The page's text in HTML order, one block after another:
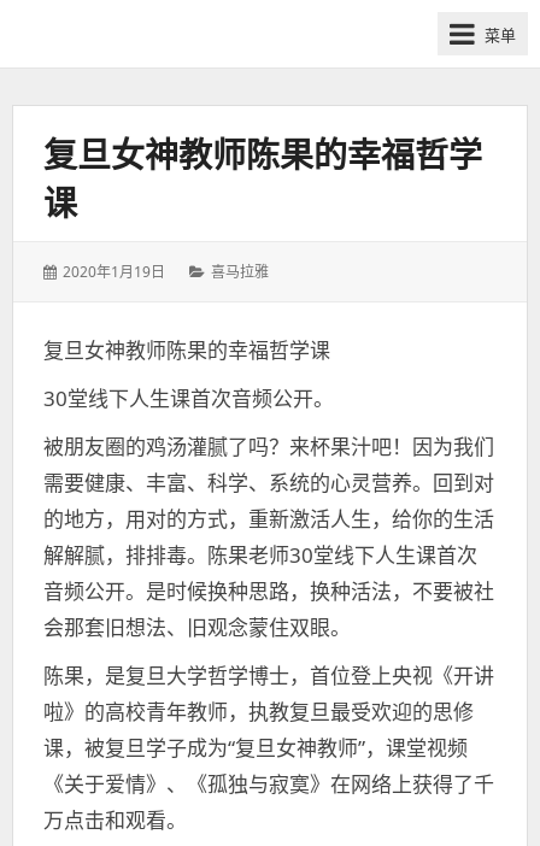
筹
群-
菜单
复旦女神教师陈果的幸福哲学
课
发
2020年1月19日
分
喜马拉雅
复旦女神教师陈果的幸福哲学课
30堂线下人生课首次音频公开。
被朋友圈的鸡汤灌腻了吗？来杯果汁吧！因为我们
需要健康、丰富、科学、系统的心灵营养。回到对
的地方，用对的方式，重新激活人生，给你的生活
解解腻，排排毒。陈果老师30堂线下人生课首次
音频公开。是时候换种思路，换种活法，不要被社
会那套旧想法、旧观念蒙住双眼。
陈果，是复旦大学哲学博士，首位登上央视《开讲
啦》的高校青年教师，执教复旦最受欢迎的思修
课，被复旦学子成为“复旦女神教师”，课堂视频
《关于爱情》、《孤独与寂寞》在网络上获得了千
万点击和观看。